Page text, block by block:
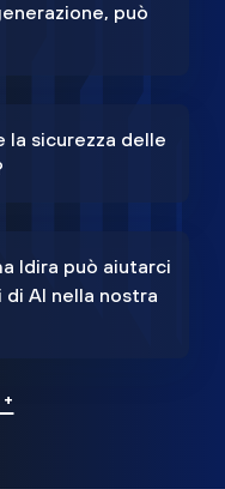
può
la sicurezza delle
Idira può aiutarci
AI nella nostra